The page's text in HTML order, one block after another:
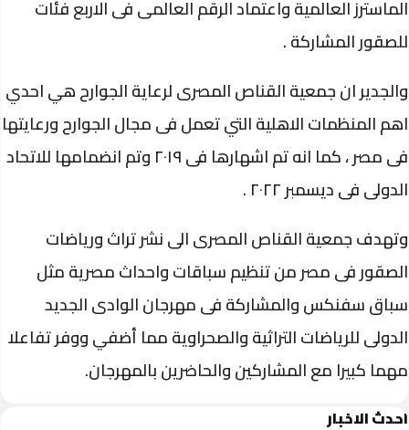
الماسترز العالمية واعتماد الرقم العالمى فى الاربع فئات
للصقور المشاركة .
والجدير ان جمعية القناص المصرى لرعاية الجوارح هي احدي
اهم المنظمات الاهلية التي تعمل فى مجال الجوارح ورعايتها
فى مصر ، كما انه تم اشهارها فى ٢٠١٩ وتم انضمامها للاتحاد
الدولى فى ديسمبر ٢٠٢٢ .
وتهدف جمعية القناص المصرى الى نشر تراث ورياضات
الصقور فى مصر من تنظيم سباقات واحداث مصرية مثل
سباق سفنكس والمشاركة فى مهرجان الوادى الجديد
الدولى للرياضات التراثية والصحراوية مما أضفي ووفر تفاعلا
مهما كبيرا مع المشاركين والحاضرين بالمهرجان.
احدث الاخبار